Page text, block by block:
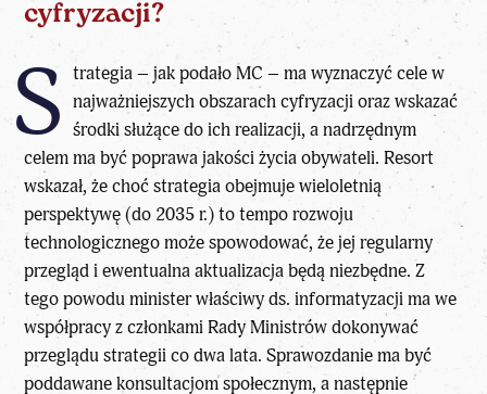
cyfryzacji?
S trategia – jak podało MC – ma wyznaczyć cele w
najważniejszych obszarach cyfryzacji oraz wskazać
środki służące do ich realizacji, a nadrzędnym
celem ma być poprawa jakości życia obywateli. Resort
wskazał, że choć strategia obejmuje wieloletnią
perspektywę (do 2035 r.) to tempo rozwoju
technologicznego może spowodować, że jej regularny
przegląd i ewentualna aktualizacja będą niezbędne. Z
tego powodu minister właściwy ds. informatyzacji ma we
współpracy z członkami Rady Ministrów dokonywać
przeglądu strategii co dwa lata. Sprawozdanie ma być
poddawane konsultacjom społecznym, a następnie